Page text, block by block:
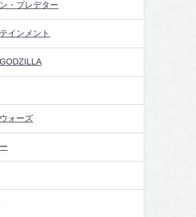
・プレデター
インメント
ォーズ